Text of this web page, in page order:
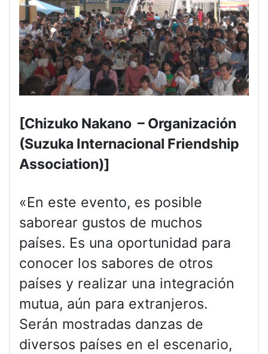
[Chizuko Nakano – Organización
(Suzuka Internacional Friendship
Association)]
«En este evento, es posible
saborear gustos de muchos
países. Es una oportunidad para
conocer los sabores de otros
países y realizar una integración
mutua, aún para extranjeros.
Serán mostradas danzas de
diversos países en el escenario,